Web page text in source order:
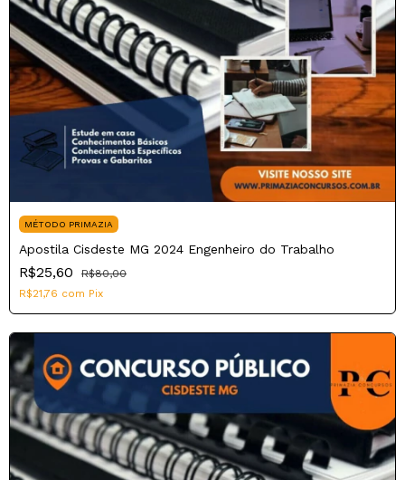
MÉTODO PRIMAZIA
Apostila Cisdeste MG 2024 Engenheiro do Trabalho
R$25,60
R$80,00
R$21,76 com Pix